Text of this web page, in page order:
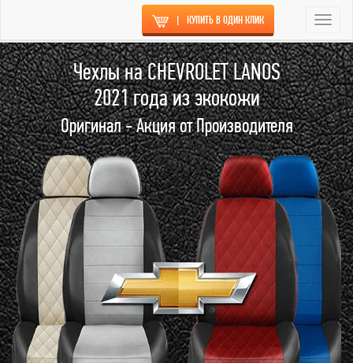
| КУПИТЬ В ОДИН КЛИК
Чехлы на CHEVROLET LANOS
2021 года из экокожи
Оригинал - Акция от Производителя